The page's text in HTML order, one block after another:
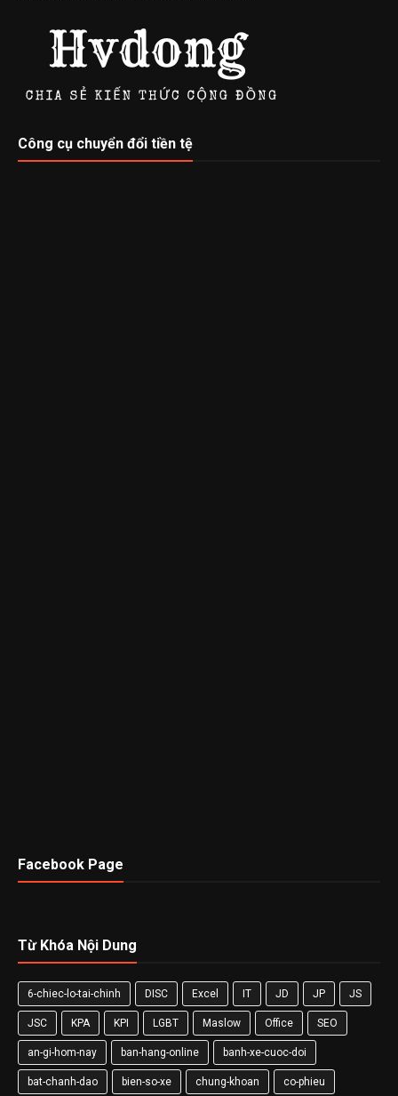
Công cụ chuyển đổi tiền tệ
Facebook Page
Từ Khóa Nội Dung
6-chiec-lo-tai-chinh DISC Excel IT JD JP JS
JSC KPA KPI LGBT Maslow Office SEO
an-gi-hom-nay ban-hang-online banh-xe-cuoc-doi
bat-chanh-dao bien-so-xe chung-khoan co-phieu